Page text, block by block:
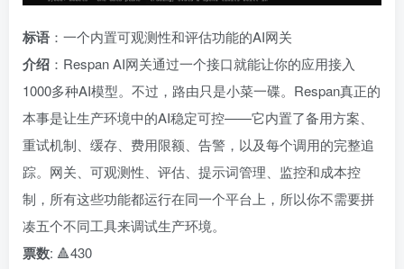
标语 ：一个内置可观测性和评估功能的AI网关
介绍 ：Respan AI网关通过一个接口就能让你的应用接入
1000多种AI模型。不过，路由只是小菜一碟。Respan真正的
本事是让生产环境中的AI稳定可控——它内置了备用方案、
重试机制、缓存、费用限额、告警，以及每个调用的完整追
踪。网关、可观测性、评估、提示词管理、监控和成本控
制，所有这些功能都运行在同一个平台上，所以你不需要拼
凑五个不同工具来调试生产环境。
票数: 🔺430